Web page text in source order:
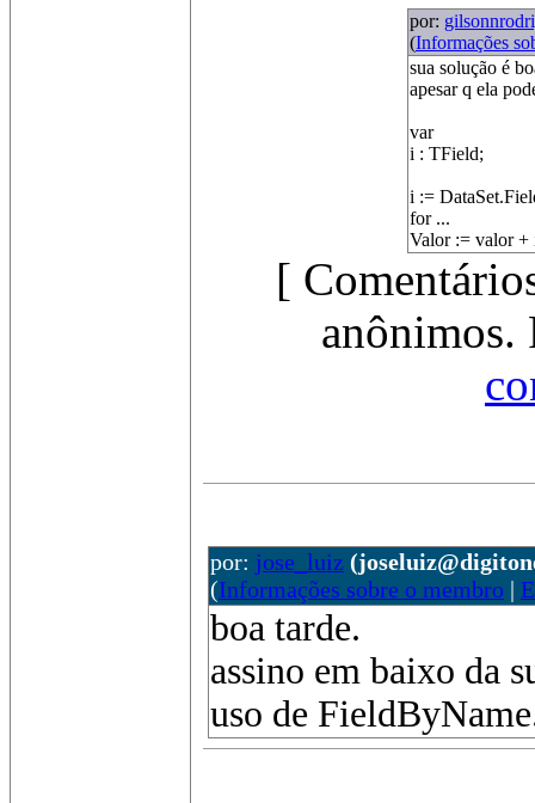
por:
(Informações
sua solução é
apesar q ela
var
i : TField;
i :=
for ...
Valor := valor +
[
por: jose_luiz
(Informações sobre o membro |
boa tarde.
assino em baixo da
uso de